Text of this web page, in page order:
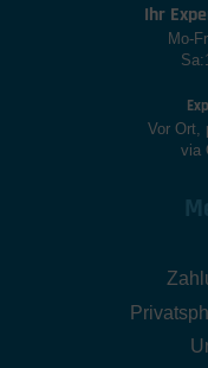
Ihr
Mo-
Vor Ort,
via